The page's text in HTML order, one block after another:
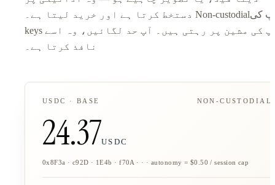
دستخط کرتا ہے اور خرید لیتا ہے۔ Non-custodial۔ آپ کی
keys آپ کی مشین پر رہتی ہیں۔ آپ حد لگائیں، وہ اسے
نافذ کرتا ہے۔
USDC · BASE NON-CUSTODIAL
24.37USDC
0x8F3a · c92D · 1E4b · f70A · · · autonomy = $0.50 / session cap